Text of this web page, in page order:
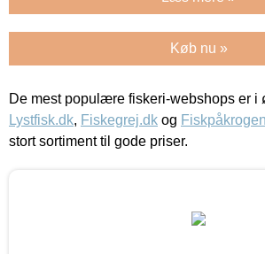
Køb nu »
De mest populære fiskeri-webshops er i
Lystfisk.dk, Fiskegrej.dk og
stort sortiment til gode priser.